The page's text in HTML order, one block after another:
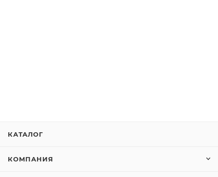
КАТАЛОГ
КОМПАНИЯ